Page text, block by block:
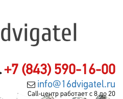
+7 (843) 590-16-00
info@16dvigatel.ru
Call-центр работает с 8 до 20